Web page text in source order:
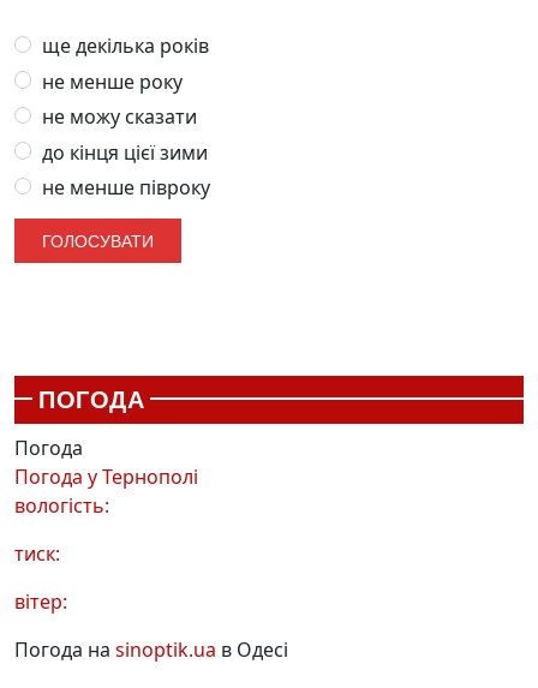
ще декілька років
не менше року
не можу сказати
до кінця цієї зими
не менше півроку
ПОГОДА
Погода
Погода уТернополі
вологість:
тиск:
вітер:
Погода на sinoptik.ua в Одесі